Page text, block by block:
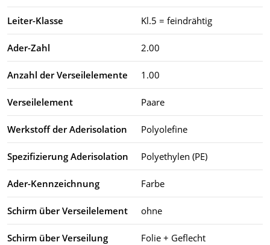
Leiter-Klasse Kl.5 = feindrähtig
Ader-Zahl 2.00
Anzahl der Verseilelemente 1.00
Verseilelement Paare
Werkstoff der Aderisolation Polyolefine
Spezifizierung Aderisolation Polyethylen (PE)
Ader-Kennzeichnung Farbe
Schirm über Verseilelement ohne
Schirm über Verseilung Folie + Geflecht